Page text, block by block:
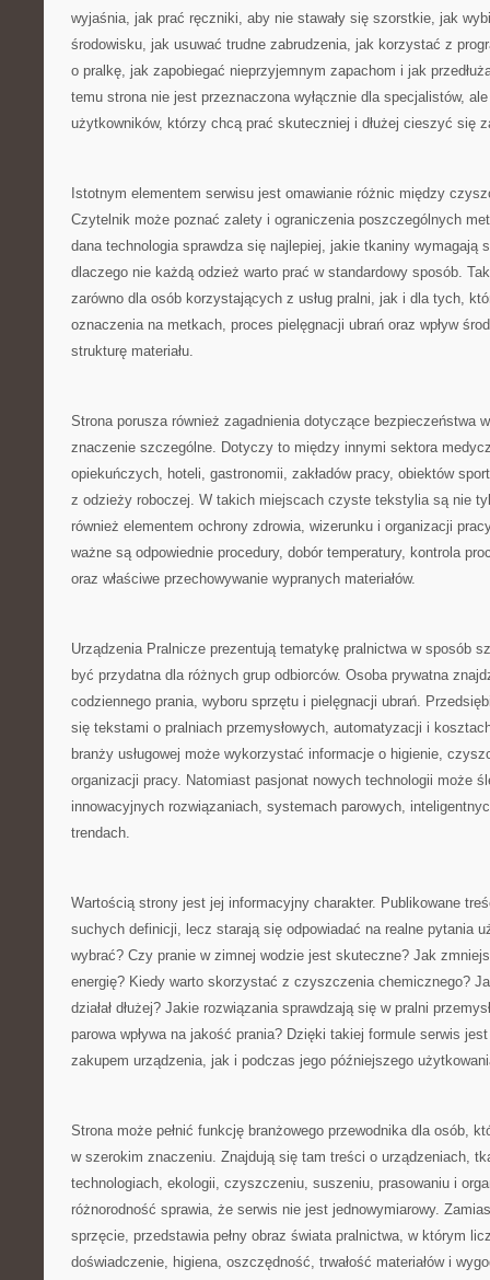
wyjaśnia, jak prać ręczniki, aby nie stawały się szorstkie, jak
środowisku, jak usuwać trudne zabrudzenia, jak korzystać z
o pralkę, jak zapobiegać nieprzyjemnym zapachom i jak
temu strona nie jest przeznaczona wyłącznie dla specjalistów,
użytkowników, którzy chcą prać skuteczniej i dłużej cieszyć się
Istotnym elementem serwisu jest omawianie różnic między
Czytelnik może poznać zalety i ograniczenia poszczególnych
dana technologia sprawdza się najlepiej, jakie tkaniny wymagają
dlaczego nie każdą odzież warto prać w standardowy sposób.
zarówno dla osób korzystających z usług pralni, jak i dla tych,
oznaczenia na metkach, proces pielęgnacji ubrań oraz wpływ
strukturę materiału.
Strona porusza również zagadnienia dotyczące bezpieczeństwa
znaczenie szczególne. Dotyczy to między innymi sektora
opiekuńczych, hoteli, gastronomii, zakładów pracy, obiektów
z odzieży roboczej. W takich miejscach czyste tekstylia są nie
również elementem ochrony zdrowia, wizerunku i organizacji
ważne są odpowiednie procedury, dobór temperatury, kontrola
oraz właściwe przechowywanie wypranych materiałów.
Urządzenia Pralnicze prezentują tematykę pralnictwa w sposób
być przydatna dla różnych grup odbiorców. Osoba prywatna
codziennego prania, wyboru sprzętu i pielęgnacji ubrań.
się tekstami o pralniach przemysłowych, automatyzacji i
branży usługowej może wykorzystać informacje o higienie,
organizacji pracy. Natomiast pasjonat nowych technologii może
innowacyjnych rozwiązaniach, systemach parowych,
trendach.
Wartością strony jest jej informacyjny charakter. Publikowane
suchych definicji, lecz starają się odpowiadać na realne pytania
wybrać? Czy pranie w zimnej wodzie jest skuteczne? Jak
energię? Kiedy warto skorzystać z czyszczenia chemicznego?
działał dłużej? Jakie rozwiązania sprawdzają się w pralni
parowa wpływa na jakość prania? Dzięki takiej formule serwis
zakupem urządzenia, jak i podczas jego późniejszego
Strona może pełnić funkcję branżowego przewodnika dla osób,
w szerokim znaczeniu. Znajdują się tam treści o urządzeniach,
technologiach, ekologii, czyszczeniu, suszeniu, prasowaniu i
różnorodność sprawia, że serwis nie jest jednowymiarowy.
sprzęcie, przedstawia pełny obraz świata pralnictwa, w którym
doświadczenie, higiena, oszczędność, trwałość materiałów i